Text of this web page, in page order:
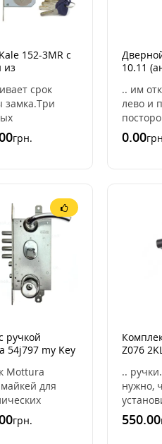
152-3MR с
из
EM)
срок
замка.Три
диаметром 12
грн.
10.11
USK
.. им
лево и
0.00
ручкой
54j797 my Key
Mottura
майкей для
дверей для
грн.
Z076
..
нужно,
простой
550.00